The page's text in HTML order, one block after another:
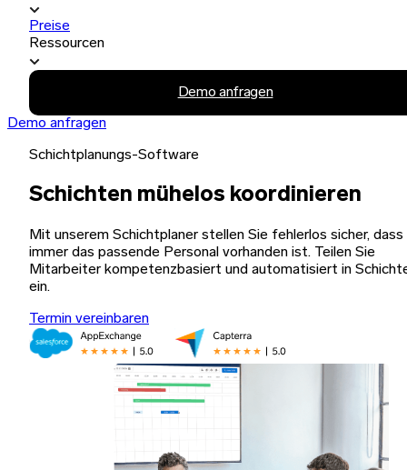
Preise
Ressourcen
Demo anfragen
Demo anfragen
Schichtplanungs-Software
Schichten mühelos koordinieren
Mit unserem Schichtplaner stellen Sie fehlerlos sicher, dass
immer das passende Personal vorhanden ist. Teilen Sie
Mitarbeiter kompetenzbasiert und automatisiert in
ein.
Termin vereinbaren